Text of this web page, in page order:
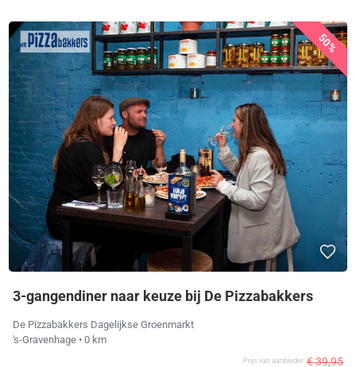
50%
3-gangendiner naar keuze bij De Pizzabakkers
De Pizzabakkers Dagelijkse Groenmarkt
's-Gravenhage • 0 km
Prijs van aanbieder € 39,95